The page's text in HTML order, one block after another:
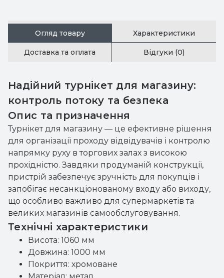
Огляд товару Характеристики
Доставка та оплата Відгуки (0)
Надійний турнікет для магазину:
контроль потоку та безпека
Опис та призначення
Турнікет для магазину — це ефективне рішення
для організації проходу відвідувачів і контролю
напрямку руху в торгових залах з високою
прохідністю. Завдяки продуманій конструкції,
пристрій забезпечує зручність для покупців і
запобігає несанкціонованому входу або виходу,
що особливо важливо для супермаркетів та
великих магазинів самообслуговування.
Технічні характеристики
Висота: 1060 мм
Довжина: 1000 мм
Покриття: хромоване